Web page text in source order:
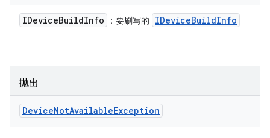
IDeviceBuildInfo ：要刷写的 IDeviceBuildInfo
抛出
DeviceNotAvailableException